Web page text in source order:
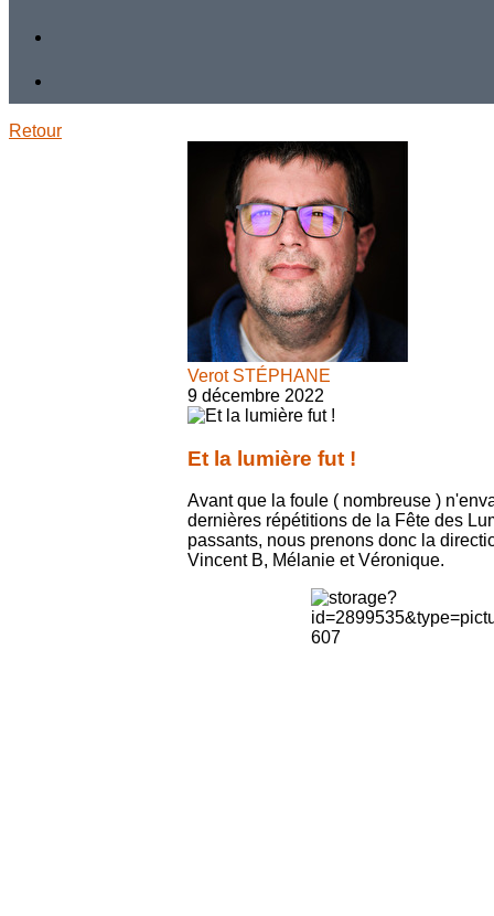
Retour
Verot STÉPHANE
9 décembre 2022
Et la lumière fut !
Avant que la foule ( nombreuse )
dernières répétitions de la Fête des
passants, nous prenons donc la
Vincent B, Mélanie et Véronique.